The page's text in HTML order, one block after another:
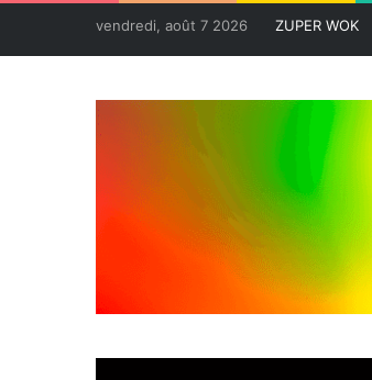
vendredi, août 7 2026 ZUPER WOK